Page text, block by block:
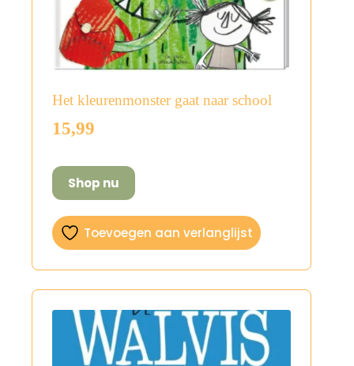
Het kleurenmonster gaat naar school
15,99
Shop nu
Toevoegen aan verlanglijst